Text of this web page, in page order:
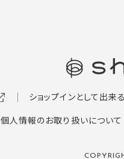
ショップインとして出来
個人情報のお取り扱いについて